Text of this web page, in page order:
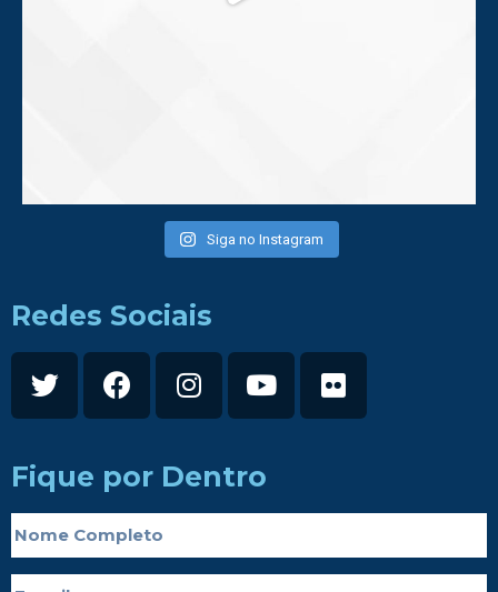
Siga no Instagram
Redes Sociais
Fique por Dentro